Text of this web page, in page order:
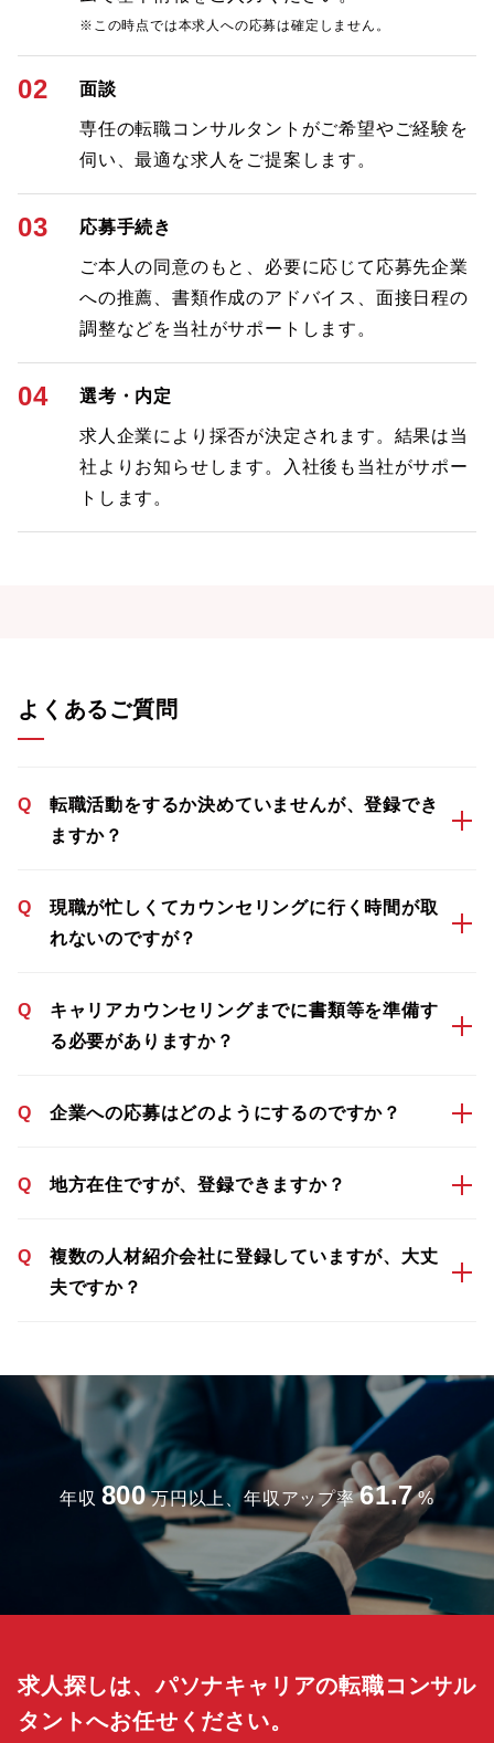
※この時点では本求人への応募は確定しません。
02 面談
専任の転職コンサルタントがご希望やご経験を
伺い、最適な求人をご提案します。
03 応募手続き
ご本人の同意のもと、必要に応じて応募先企業
への推薦、書類作成のアドバイス、面接日程の
調整などを当社がサポートします。
04 選考・内定
求人企業により採否が決定されます。結果は当
社よりお知らせします。入社後も当社がサポー
トします。
よくあるご質問
Q
転職活動をするか決めていませんが、登録でき
ますか？
Q
現職が忙しくてカウンセリングに行く時間が取
れないのですが？
Q
キャリアカウンセリングまでに書類等を準備す
る必要がありますか？
Q 企業への応募はどのようにするのですか？
Q 地方在住ですが、登録できますか？
Q
複数の人材紹介会社に登録していますが、大丈
夫ですか？
年収 800 万円以上、年収アップ率 61.7 %
求人探しは、パソナキャリアの転職コンサル
タントへお任せください。